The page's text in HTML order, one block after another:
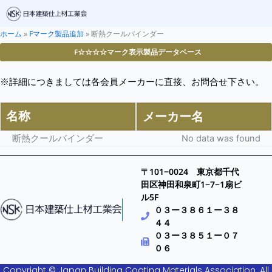
ホーム » Fマーク製品追加 »断熱クールバインダー
F☆☆☆☆マーク表示製品データベース
※詳細につきましては各会員メーカーに直接、お問合せ下さい。
名称 メーカー名
断熱クールバインダー No data was found
〒101−0024 東京都千代
田区神田和泉町1−7−1扇ビ
ル5F
０３ー３８６１ー３８
４４
０３ー３８５１ー０７
０６